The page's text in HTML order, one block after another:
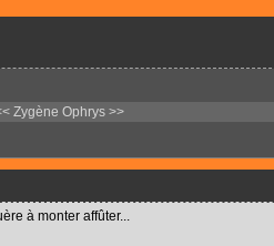
Zygène Ophrys >>
à monter affûter...